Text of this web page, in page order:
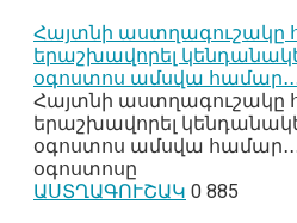
Հայտնի աստղագուշակը
երաշխավորել
օգոստոս ամսվա
Հայտնի աստղագուշակը
երաշխավորել
օգոստոս ամսվա
օգոստոսը
ԱՍՏՂԱԳՈՒՇԱԿ 0 885